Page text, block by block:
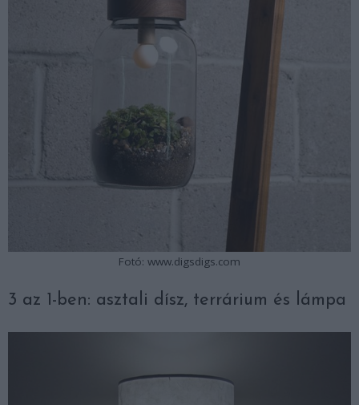
Fotó: www.digsdigs.com
3 az 1-ben: asztali dísz, terrárium és lámpa